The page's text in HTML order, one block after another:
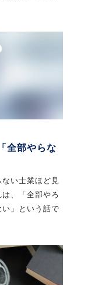
全部やらな
い士業ほど見
、「全部やろ
」という話で